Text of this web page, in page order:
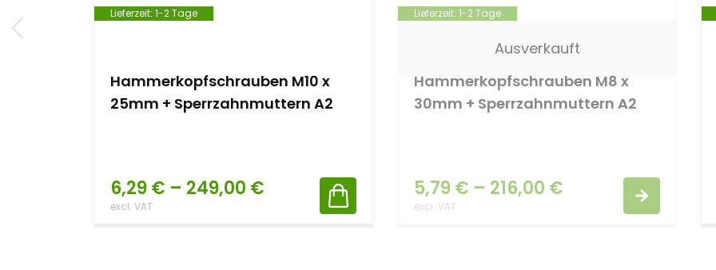
Lieferzeit: 1-2 Tage
Hammerkopfschrauben M10 x
25mm + Sperrzahnmuttern A2
6,29€ – 249,00 €
excl. VAT
Lieferzeit: 1-2 Tage
Ausverkauft
Hammerkopfschrauben M8 x
30mm + Sperrzahnmuttern A2
5,79 € – 216,00 €
excl. VAT